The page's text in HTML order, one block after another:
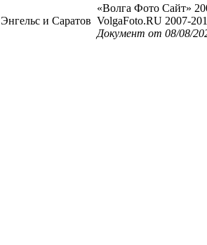
Энгельс и Саратов
«Волга Фото Сайт»
VolgaFoto.RU 2007-
Документ от 08/08/